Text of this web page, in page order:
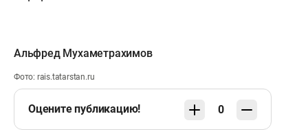
Альфред Мухаметрахимов
Фото: rais.tatarstan.ru
Оцените публикацию! 0